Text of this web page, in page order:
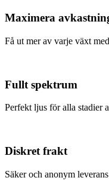
Maximera
Få ut mer av varje växt
Fullt spektrum
Perfekt ljus för alla stadier
Diskret frakt
Säker och anonym